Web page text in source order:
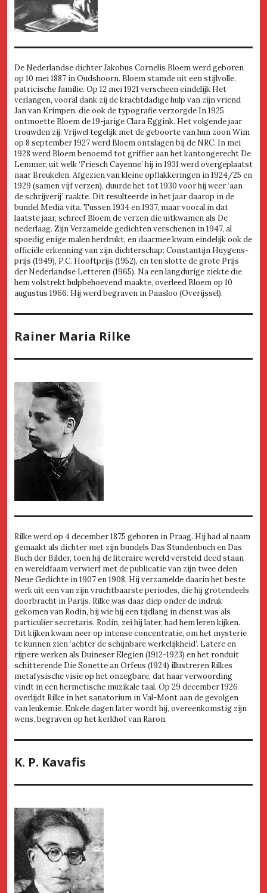
De Nederlandse dichter Jakobus Cornelis Bloem werd geboren
op 10 mei 1887 in Oudshoorn. Bloem stamde uit een stijlvolle,
patricische familie. Op 12 mei 1921 verscheen eindelijk Het
verlangen, vooral dank zij de krachtdadige hulp van zijn vriend
Jan van Krimpen, die ook de typografie verzorgde In 1925
ontmoette Bloem de 19-jarige Clara Eggink. Het volgende jaar
trouwden zij. Vrijwel tegelijk met de geboorte van hun zoon Wim
op 8 september 1927 werd Bloem ontslagen bij de NRC. In mei
1928 werd Bloem benoemd tot griffier aan het kantongerecht De
Lemmer, uit welk ‘Friesch Cayenne’ hij in 1931 werd overgeplaatst
naar Breukelen. Afgezien van kleine opflakkeringen in 1924/25 en
1929 (samen vijf verzen), duurde het tot 1930 voor hij weer ‘aan
de schrijverij’ raakte. Dit resulteerde in het jaar daarop in de
bundel Media vita. Tussen 1934 en 1937, maar vooral in dat
laatste jaar, schreef Bloem de verzen die uitkwamen als De
nederlaag. Zijn Verzamelde gedichten verschenen in 1947, al
spoedig enige malen herdrukt, en daarmee kwam eindelijk ook de
officiële erkenning van zijn dichterschap: Constantijn Huygens-
prijs (1949), P.C. Hooftprijs (1952), en ten slotte de grote Prijs
der Nederlandse Letteren (1965). Na een langdurige ziekte die
hem volstrekt hulpbehoevend maakte, overleed Bloem op 10
augustus 1966. Hij werd begraven in Paasloo (Overijssel).
Rainer Maria Rilke
Rilke werd op 4 december 1875 geboren in Praag. Hij had al naam
gemaakt als dichter met zijn bundels Das Stundenbuch en Das
Buch der Bilder, toen hij de literaire wereld versteld deed staan
en wereldfaam verwierf met de publicatie van zijn twee delen
Neue Gedichte in 1907 en 1908. Hij verzamelde daarin het beste
werk uit een van zijn vruchtbaarste periodes, die hij grotendeels
doorbracht in Parijs. Rilke was daar diep onder de indruk
gekomen van Rodin, bij wie hij een tijdlang in dienst was als
particulier secretaris. Rodin, zei hij later, had hem leren kijken.
Dit kijken kwam neer op intense concentratie, om het mysterie
te kunnen zien ‘achter de schijnbare werkelijkheid’. Latere en
rijpere werken als Duineser Elegien (1912-1923) en het ronduit
schitterende Die Sonette an Orfeus (1924) illustreren Rilkes
metafysische visie op het onzegbare, dat haar verwoording
vindt in een hermetische muzikale taal. Op 29 december 1926
overlijdt Rilke in het sanatorium in Val-Mont aan de gevolgen
van leukemie. Enkele dagen later wordt hij, overeenkomstig zijn
wens, begraven op het kerkhof van Raron.
K. P. Kavafis